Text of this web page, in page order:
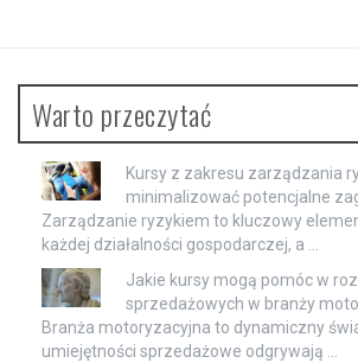
Warto przeczytać
Kursy z zakresu zarządzania
minimalizować potencjalne
Zarządzanie ryzykiem to kluczowy
każdej działalności gospodarczej, a …
Jakie kursy mogą pomóc w
sprzedażowych w branży
Branża motoryzacyjna to dynamiczny
umiejętności sprzedażowe odgrywają …